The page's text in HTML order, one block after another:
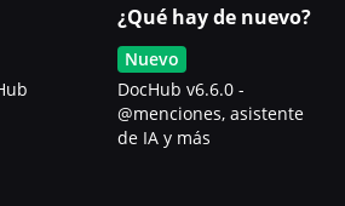
¿Qué hay de nuevo?
Nuevo
DocHub v6.6.0 -
@menciones, asistente
de IA y más